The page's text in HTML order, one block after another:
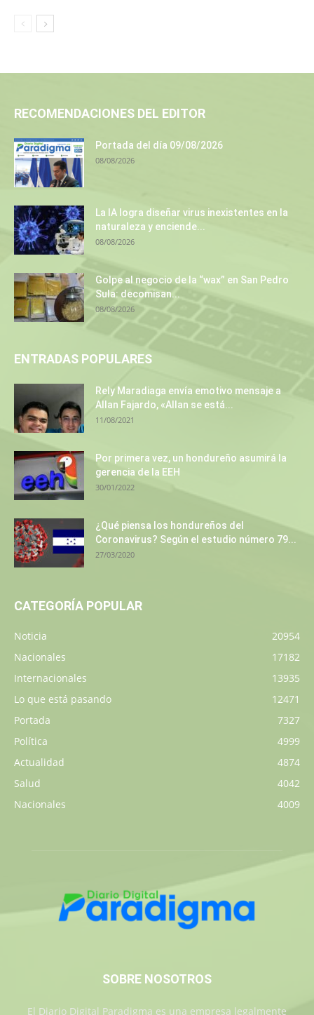
RECOMENDACIONES DEL EDITOR
Portada del día 09/08/2026
08/08/2026
La IA logra diseñar virus inexistentes en la
naturaleza y enciende...
08/08/2026
Golpe al negocio de la “wax” en San Pedro
Sula: decomisan...
08/08/2026
ENTRADAS POPULARES
Rely Maradiaga envía emotivo mensaje a
Allan Fajardo, «Allan se está...
11/08/2021
Por primera vez, un hondureño asumirá la
gerencia de la EEH
30/01/2022
¿Qué piensa los hondureños del
Coronavirus? Según el estudio número 79...
27/03/2020
CATEGORÍA POPULAR
Noticia
20954
Nacionales
17182
Internacionales
13935
Lo que está pasando
12471
Portada
7327
Política
4999
Actualidad
4874
Salud
4042
Nacionales
4009
SOBRE NOSOTROS
El Diario Digital Paradigma es una empresa legalmente